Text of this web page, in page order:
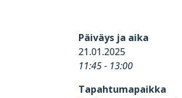
Päiväys ja aika
21.01.2025
11:45 - 13:00
Tapahtumapaikka